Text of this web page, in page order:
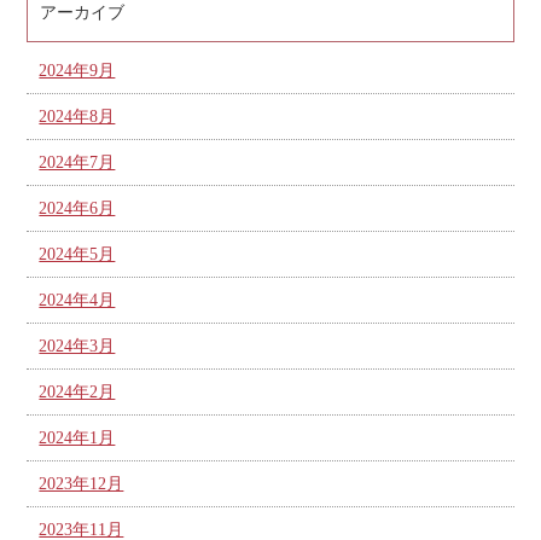
アーカイブ
2024年9月
2024年8月
2024年7月
2024年6月
2024年5月
2024年4月
2024年3月
2024年2月
2024年1月
2023年12月
2023年11月